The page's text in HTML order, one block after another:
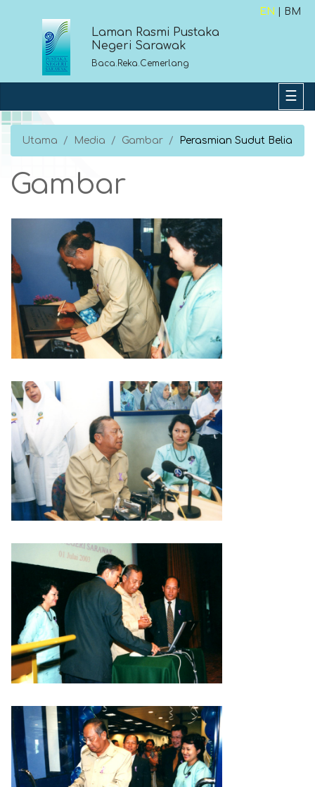
EN | BM
Laman Rasmi Pustaka
Negeri Sarawak
Baca.Reka.Cemerlang
Utama Media Gambar Perasmian Sudut Belia
Gambar